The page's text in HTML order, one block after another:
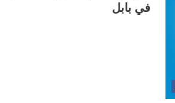
في بابل